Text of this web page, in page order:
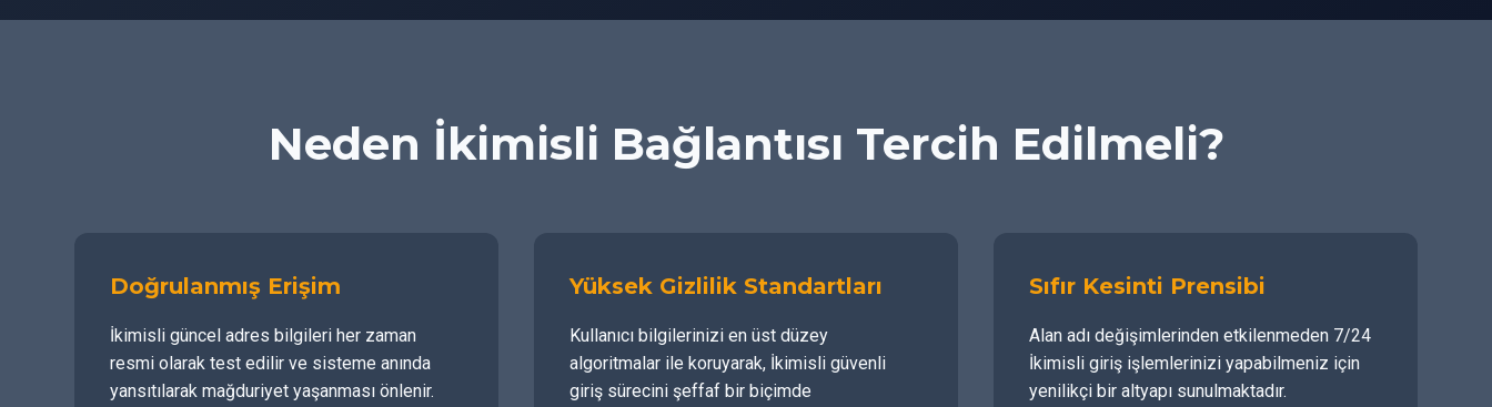
Neden İkimisli Bağlantısı Tercih Edilmeli?
Doğrulanmış Erişim
İkimisli güncel adres bilgileri her zaman
resmi olarak test edilir ve sisteme anında
yansıtılarak mağduriyet yaşanması önlenir.
Yüksek Gizlilik Standartları
Kullanıcı bilgilerinizi en üst düzey
algoritmalar ile koruyarak, İkimisli güvenli
giriş sürecini şeffaf bir biçimde
Sıfır Kesinti Prensibi
Alan adı değişimlerinden etkilenmeden 7/24
İkimisli giriş işlemlerinizi yapabilmeniz için
yenilikçi bir altyapı sunulmaktadır.